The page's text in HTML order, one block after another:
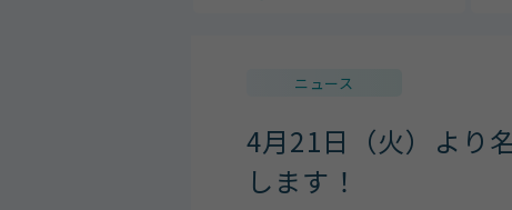
ニュース
4月21日（火）より
します！